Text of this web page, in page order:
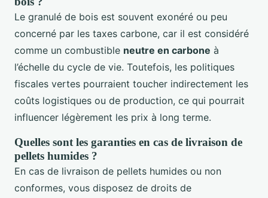
Le granulé de bois est souvent exonéré ou peu
concerné par les taxes carbone, car il est considéré
comme un combustible neutre en carbone à
l’échelle du cycle de vie. Toutefois, les politiques
fiscales vertes pourraient toucher indirectement les
coûts logistiques ou de production, ce qui pourrait
influencer légèrement les prix à long terme.
Quelles sont les garanties en cas de livraison de
pellets humides ?
En cas de livraison de pellets humides ou non
conformes, vous disposez de droits de